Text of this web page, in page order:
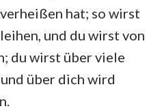
hat; so wirst
und du wirst von
du wirst über viele
über dich wird